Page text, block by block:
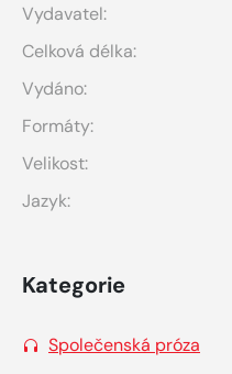
Vydavatel:
Celková délka:
Vydáno:
Formáty:
Velikost:
Jazyk:
Kategorie
Společenská próza